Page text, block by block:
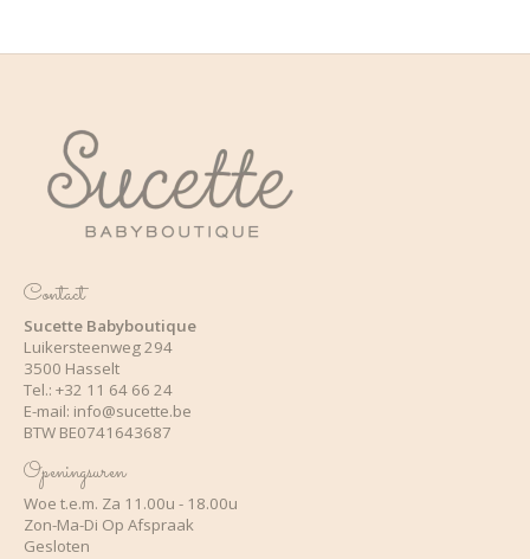
Contact
Sucette Babyboutique
Luikersteenweg 294
3500 Hasselt
Tel.: +32 11 64 66 24
E-mail: info@sucette.be
BTW BE0741643687
Openingsuren
Woe t.e.m. Za 11.00u - 18.00u
Zon-Ma-Di Op Afspraak
Gesloten